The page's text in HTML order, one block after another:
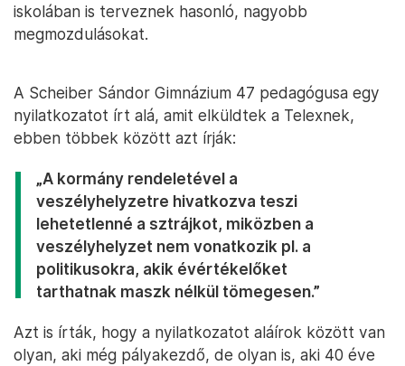
iskolában is terveznek hasonló, nagyobb
megmozdulásokat.
A Scheiber Sándor Gimnázium 47 pedagógusa egy
nyilatkozatot írt alá, amit elküldtek a Telexnek,
ebben többek között azt írják:
„A kormány rendeletével a
veszélyhelyzetre hivatkozva teszi
lehetetlenné a sztrájkot, miközben a
veszélyhelyzet nem vonatkozik pl. a
politikusokra, akik évértékelőket
tarthatnak maszk nélkül tömegesen.”
Azt is írták, hogy a nyilatkozatot aláírok között van
olyan, aki még pályakezdő, de olyan is, aki 40 éve